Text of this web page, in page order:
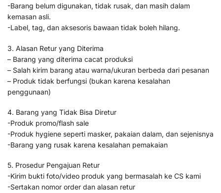
-Barang belum digunakan, tidak rusak, dan masih dalam
kemasan asli.
-Label, tag, dan aksesoris bawaan tidak boleh hilang.
3. Alasan Retur yang Diterima
– Barang yang diterima cacat produksi
– Salah kirim barang atau warna/ukuran berbeda dari pesanan
– Produk tidak berfungsi (bukan karena kesalahan
penggunaan)
4. Barang yang Tidak Bisa Diretur
-Produk promo/flash sale
-Produk hygiene seperti masker, pakaian dalam, dan sejenisnya
-Barang yang rusak karena kesalahan pemakaian
5. Prosedur Pengajuan Retur
-Kirim bukti foto/video produk yang bermasalah ke CS kami
-Sertakan nomor order dan alasan retur